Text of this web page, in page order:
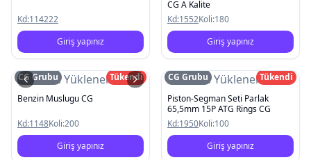
Kd:114222
Giriş yapınız
CG A Kalite
Kd:1552Koli:180
Giriş yapınız
Resim Yüklenemedi
CG Grubu
Tükendi
Benzin Muslugu CG
Kd:1148Koli:200
Giriş yapınız
Resim Yüklenemedi
CG Grubu
Tükendi
Piston-Segman Seti Parlak
65,5mm 15P ATG Rings CG
Kd:1950Koli:100
Giriş yapınız